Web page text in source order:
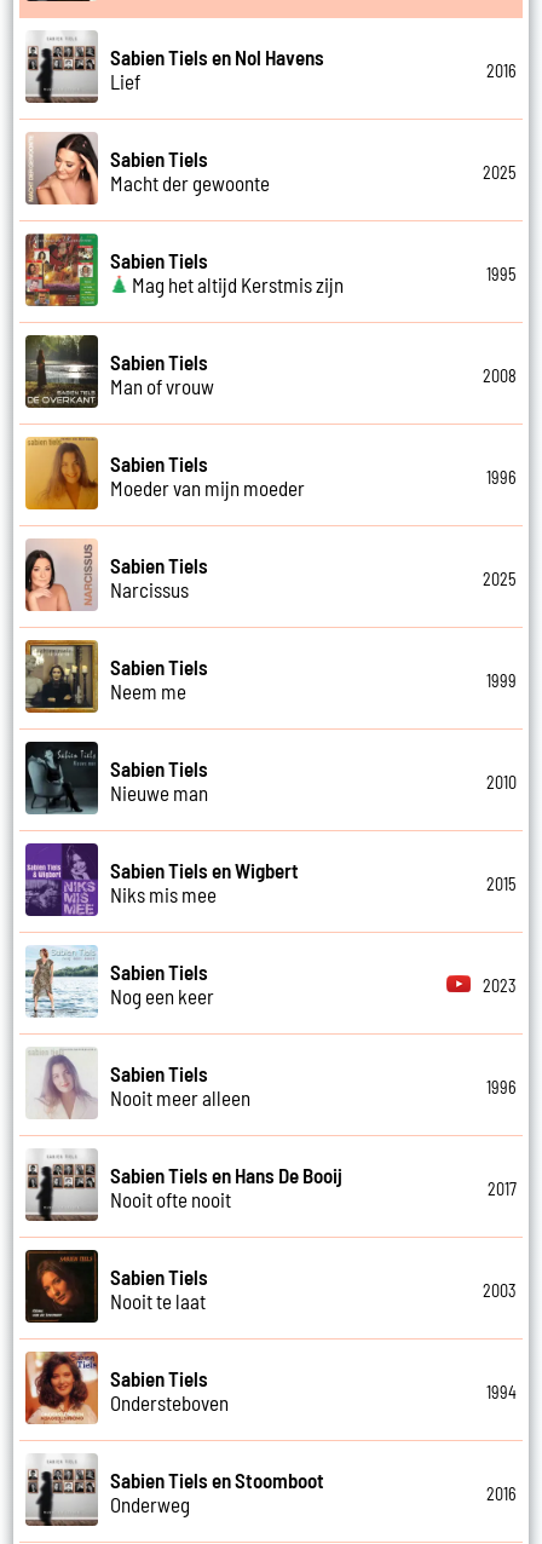
Sabien Tiels en Nol Havens
Lief
2016
Sabien Tiels
Macht der gewoonte
2025
Sabien Tiels
Mag het altijd Kerstmis zijn
1995
Sabien Tiels
Man of vrouw
2008
Sabien Tiels
Moeder van mijn moeder
1996
Sabien Tiels
Narcissus
2025
Sabien Tiels
Neem me
1999
Sabien Tiels
Nieuwe man
2010
Sabien Tiels en Wigbert
Niks mis mee
2015
Sabien Tiels
Nog een keer
2023
Sabien Tiels
Nooit meer alleen
1996
Sabien Tiels en Hans De Booij
Nooit ofte nooit
2017
Sabien Tiels
Nooit te laat
2003
Sabien Tiels
Ondersteboven
1994
Sabien Tiels en Stoomboot
Onderweg
2016